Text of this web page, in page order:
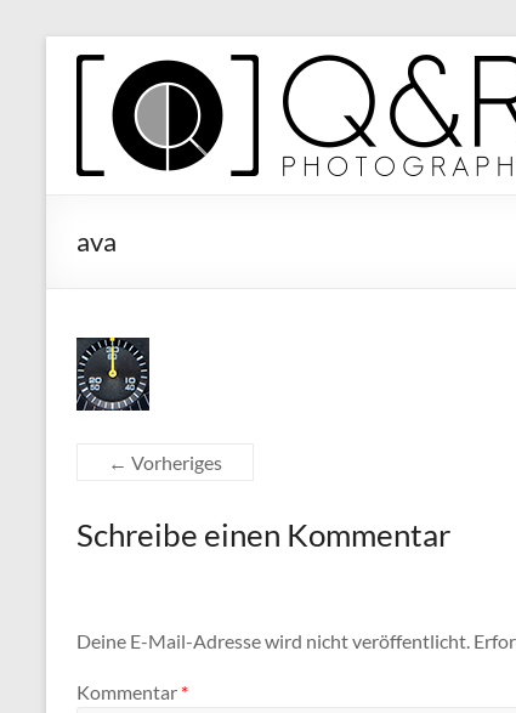
Inhalt
springenQ&R
Photography
ava
← Vorheriges
Schreibe einen Kommentar
Deine E-Mail-Adresse wird nicht veröffentlicht.
Kommentar *